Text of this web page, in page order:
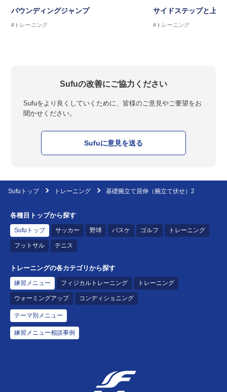
バウンディングジャンプ
#トレーニング
サイドステップと上半
#トレーニング
Sufuの改善にご協力ください
Sufuをより良くしていくために、皆様のご意見やご要望をお
聞かせください。
Sufuに意見を送る
Sufuトップ トレーニング 基礎腕立て屈伸（腕立て伏せ）2
各種目トップから探す
Sufuトップ サッカー 野球 バスケ ゴルフ トレーニング
フットサル テニス
トレーニングの各カテゴリから探す
練習メニュー フィジカルトレーニング トレーニング
ウォーミングアップ コンディショニング
テーマ別メニュー
練習メニュー相談事例